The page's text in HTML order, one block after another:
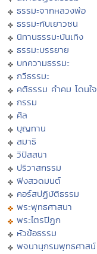
ธรรมะจากหลวงพ่อ
ธรรมะกับเยาวชน
นิทานธรรมะบันเทิง
ธรรมะบรรยาย
บทความธรรมะ
กวีธรรมะ
คติธรรม คำคม โดนใจ
กรรม
ศีล
บุญทาน
สมาธิ
วิปัสสนา
ปริวาสกรรม
ฟังสวดมนต์
คอร์สปฏิบัติธรรม
พระพุทธศาสนา
พระไตรปิฏก
หัวข้อธรรม
พจนานุกรมพุทธศาสน์